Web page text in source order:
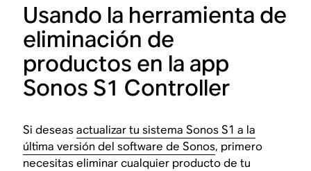
Usando la herramienta de
eliminación de
productos en la app
Sonos S1 Controller
Si deseasactualizar tu sistema Sonos S1 a la
última versión del software de Sonos, primero
necesitas eliminar cualquier producto de tu